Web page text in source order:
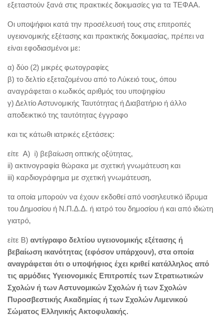
εξεταστούν ξανά στις πρακτικές δοκιμασίες για τα ΤΕΦΑΑ.
Oι υποψήφιοι κατά την προσέλευσή τους στις επιτροπές
υγειονομικής εξέτασης και πρακτικής δοκιμασίας, πρέπει να
είναι εφοδιασμένοι με:
α) δύο (2) μικρές φωτογραφίες
β) το δελτίο εξεταζομένου από το Λύκειό τους, όπου
αναγράφεται ο κωδικός αριθμός του υποψηφίου
γ) Δελτίο Αστυνομικής Ταυτότητας ή Διαβατήριο ή άλλο
αποδεικτικό της ταυτότητας έγγραφο
και τις κάτωθι ιατρικές εξετάσεις:
είτε Α) i) βεβαίωση οπτικής οξύτητας,
ii) ακτινογραφία θώρακα με σχετική γνωμάτευση και
iii) καρδιογράφημα με σχετική γνωμάτευση,
τα οποία μπορούν να έχουν εκδοθεί από νοσηλευτικό ίδρυμα
του Δημοσίου ή Ν.Π.Δ.Δ. ή ιατρό του δημοσίου ή και από ιδιώτη
γιατρό,
είτε Β) αντίγραφο δελτίου υγειονομικής εξέτασης ή
βεβαίωση ικανότητας (εφόσον υπάρχουν), στα οποία
αναγράφεται ότι ο υποψήφιος έχει κριθεί κατάλληλος από
τις αρμόδιες Υγειονομικές Επιτροπές των Στρατιωτικών
Σχολών ή των Αστυνομικών Σχολών ή των Σχολών
Πυροσβεστικής Ακαδημίας ή των Σχολών Λιμενικού
Σώματος Ελληνικής Ακτοφυλακής.